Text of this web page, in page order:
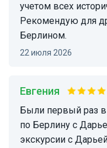
учетом всех
Рекомендую для
Берлином.
22 июля 2026
Евгения
Были первый раз в Берлине. Отличная экскурсия
по Берлину с
экскурсии с